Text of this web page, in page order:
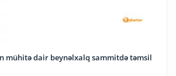
mühitə dair beynəlxalq sammitdə təmsil